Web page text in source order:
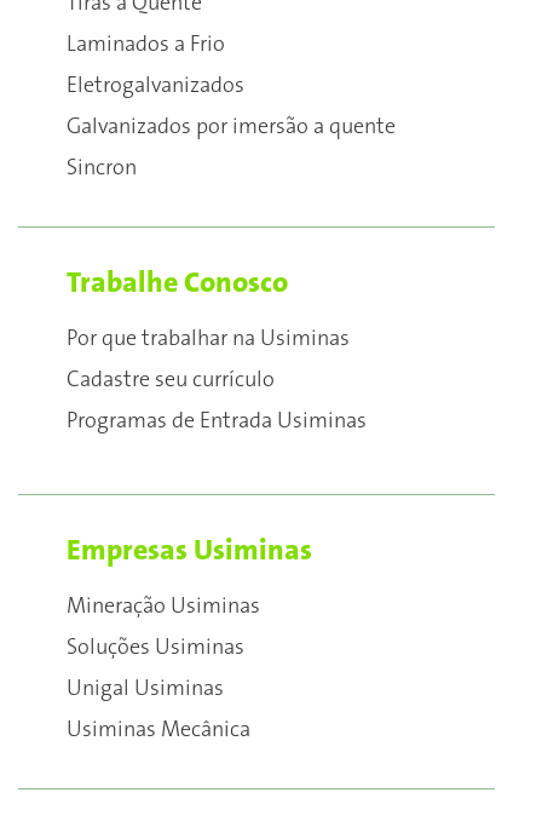
Laminados a Frio
Eletrogalvanizados
Galvanizados por imersão a quente
Sincron
Trabalhe Conosco
Por que trabalhar na Usiminas
Cadastre seu currículo
Programas de Entrada Usiminas
Empresas Usiminas
Mineração Usiminas
Soluções Usiminas
Unigal Usiminas
Usiminas Mecânica